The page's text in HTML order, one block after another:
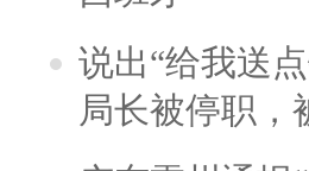
说出“给我送
局长被停职，